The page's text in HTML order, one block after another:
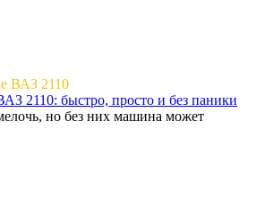
ВАЗ 2110
2110: быстро, просто и без паники
но без них машина может